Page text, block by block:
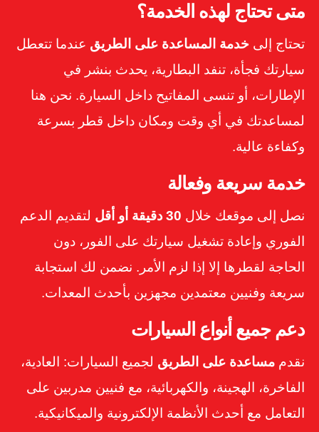
متى تحتاج لهذه الخدمة؟
تحتاج إلى خدمة المساعدة على الطريق عندما تتعطل
سيارتك فجأة، تنفد البطارية، يحدث بنشر في
الإطارات، أو تنسى المفاتيح داخل السيارة. نحن هنا
لمساعدتك في أي وقت ومكان داخل قطر بسرعة
وكفاءة عالية.
خدمة سريعة وفعالة
نصل إلى موقعك خلال 30 دقيقة أو أقل
لتقديم الدعم
الفوري وإعادة تشغيل سيارتك على الفور، دون
الحاجة لقطرها إلا إذا لزم الأمر. نضمن لك استجابة
سريعة وفنيين معتمدين مجهزين بأحدث المعدات.
دعم جميع أنواع السيارات
نقدم مساعدة على الطريق لجميع السيارات: العادية،
الفاخرة، الهجينة، والكهربائية، مع فنيين مدربين على
التعامل مع أحدث الأنظمة الإلكترونية والميكانيكية.